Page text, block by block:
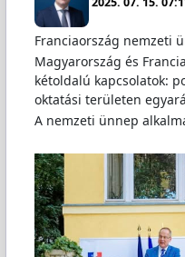
Franciaország nemzeti
Magyarország és
kétoldalú kapcsolatok:
oktatási területen
A nemzeti ünnep